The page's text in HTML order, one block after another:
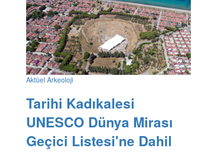
Aktüel Arkeoloji
Tarihi Kadıkalesi
UNESCO Dünya Mirası
Geçici Listesi'ne Dahil